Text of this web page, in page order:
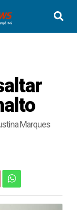
Marques